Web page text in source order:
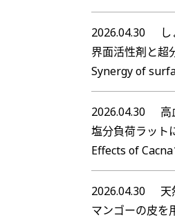
2026.04.30
界面活性剤と超
Synergy of
2026.04.30
高
塩分負荷ラット
Effects of
2026.04.30
天
マンゴーの皮を